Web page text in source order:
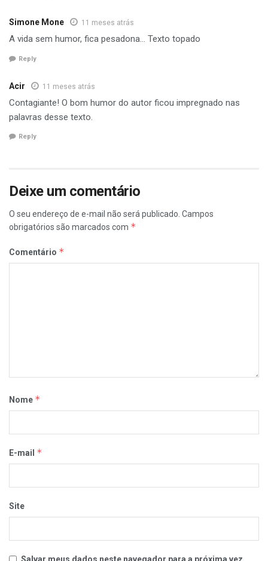
Simone Mone 11 meses atrás
A vida sem humor, fica pesadona… Texto topado
Reply
Acir 11 meses atrás
Contagiante! O bom humor do autor ficou impregnado nas
palavras desse texto.
Reply
Deixe um comentário
O seu endereço de e-mail não será publicado. Campos
obrigatórios são marcados com *
Comentário *
Nome *
E-mail *
Site